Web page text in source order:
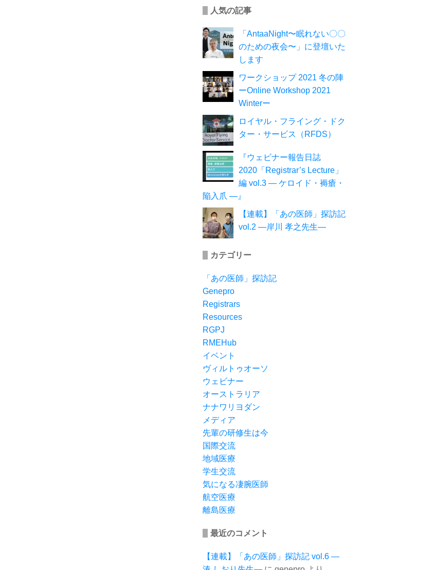
人気の記事
「AntaaNight〜眠れない〇〇
のための夜会〜」に登壇いた
します
ワークショップ 2021 冬の陣
ーOnline Workshop 2021
Winterー
ロイヤル・フライング・ドク
ター・サービス（RFDS）
『ウェビナー報告日誌
2020「Registrar’s Lecture」
編 vol.3 ― ケロイド・褥瘡・
陥入爪 ―』
【連載】「あの医師」探訪記
vol.2 ―岸川 孝之先生―
カテゴリー
「あの医師」探訪記
Genepro
Registrars
Resources
RGPJ
RMEHub
イベント
ヴィルトゥオーソ
ウェビナー
オーストラリア
ナナワリヨダン
メディア
先輩の研修生は今
国際交流
地域医療
学生交流
気になる凄腕医師
航空医療
離島医療
最近のコメント
【連載】「あの医師」探訪記 vol.6 ―